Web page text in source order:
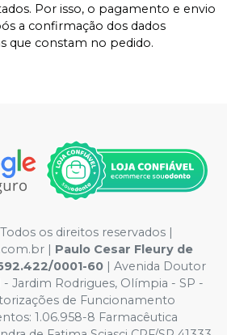
Por isso, o pagamento e envio
a confirmação dos dados
que constam no pedido.
os direitos reservados |
| Paulo Cesar Fleury de
0001-60 | Avenida Doutor
- Jardim Rodrigues, Olímpia - SP -
de Funcionamento
1.06.958-8 Farmacêutica